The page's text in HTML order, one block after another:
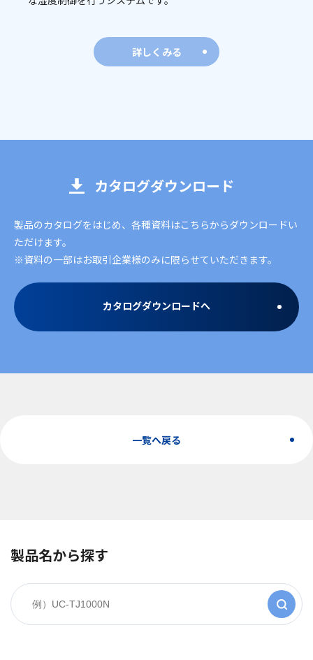
詳しくみる
カタログダウンロード
製品のカタログをはじめ、各種資料はこちらからダウンロードい
ただけます。
※資料の一部はお取引企業様のみに限らせていただきます。
カタログダウンロードへ
一覧へ戻る
製品名から探す